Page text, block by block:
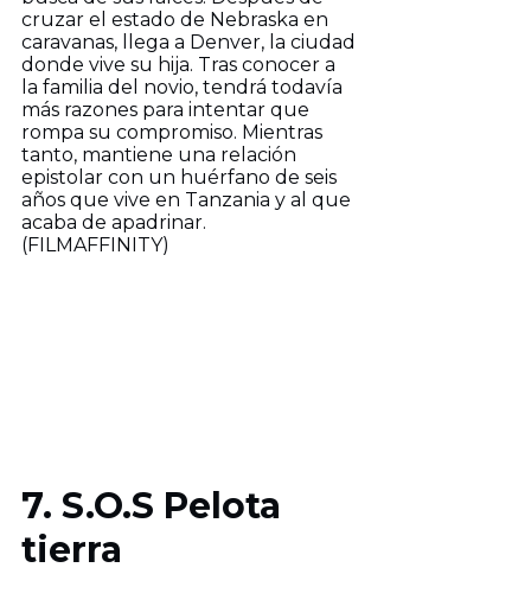
cruzar el estado de Nebraska en
caravanas, llega a Denver, la ciudad
donde vive su hija. Tras conocer a
la familia del novio, tendrá todavía
más razones para intentar que
rompa su compromiso. Mientras
tanto, mantiene una relación
epistolar con un huérfano de seis
años que vive en Tanzania y al que
acaba de apadrinar.
(FILMAFFINITY)
7. S.O.S Pelota
tierra